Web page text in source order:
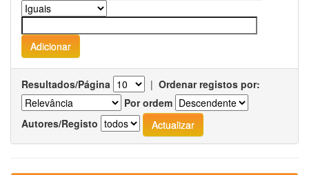
Resultados/Página | Ordenar registos por:
Por ordem
Autores/Registo